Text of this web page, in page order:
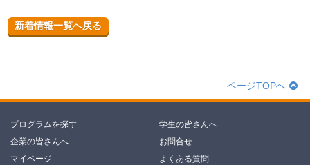
新着情報一覧へ戻る
ページTOPへ
プログラムを探す
学生の皆さんへ
企業の皆さんへ
お問合せ
マイページ
よくある質問